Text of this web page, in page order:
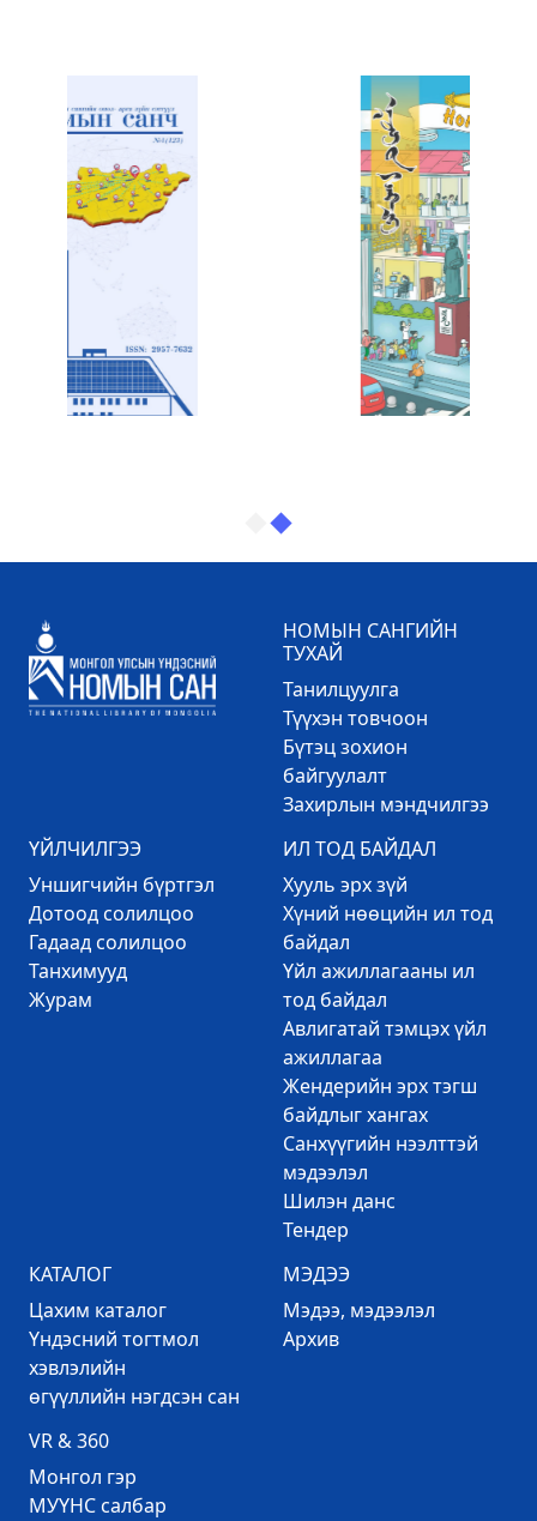
НОМЫН САНГИЙН
ТУХАЙ
Танилцуулга
Түүхэн товчоон
Бүтэц зохион
байгуулалт
Захирлын мэндчилгээ
ҮЙЛЧИЛГЭЭ
Уншигчийн бүртгэл
Дотоод солилцоо
Гадаад солилцоо
Танхимууд
Журам
ИЛ ТОД БАЙДАЛ
Хууль эрх зүй
Хүний нөөцийн ил тод
байдал
Үйл ажиллагааны ил
тод байдал
Авлигатай тэмцэх үйл
ажиллагаа
Жендерийн эрх тэгш
байдлыг хангах
Санхүүгийн нээлттэй
мэдээлэл
Шилэн данс
Тендер
КАТАЛОГ
Цахим каталог
Үндэсний тогтмол
хэвлэлийн
өгүүллийн нэгдсэн сан
МЭДЭЭ
Mэдээ, мэдээлэл
Архив
VR & 360
Mонгол гэр
МУҮНС салбар